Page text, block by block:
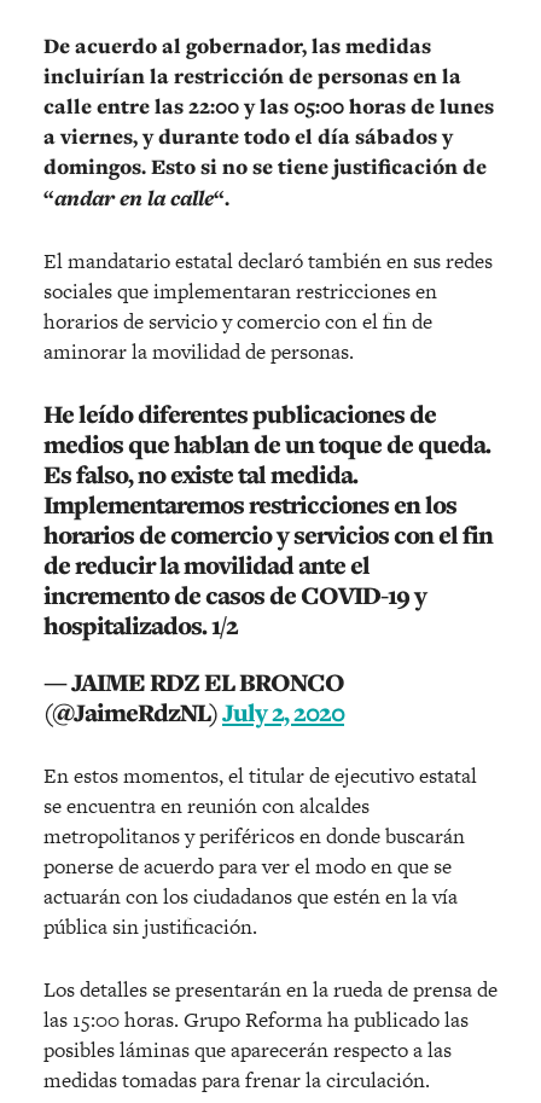
De acuerdo al gobernador, las medidas
incluirían la restricción de personas en la
calle entre las 22:00 y las 05:00 horas de lunes
a viernes, y durante todo el día sábados y
domingos. Esto si no se tiene justificación de
“andar en la calle“.
El mandatario estatal declaró también en sus redes
sociales que implementaran restricciones en
horarios de servicio y comercio con el fin de
aminorar la movilidad de personas.
He leído diferentes publicaciones de
medios que hablan de un toque de queda.
Es falso, no existe tal medida.
Implementaremos restricciones en los
horarios de comercio y servicios con el fin
de reducir la movilidad ante el
incremento de casos de COVID-19 y
hospitalizados. 1/2
— JAIME RDZ EL BRONCO
(@JaimeRdzNL)July 2, 2020
En estos momentos, el titular de ejecutivo estatal
se encuentra en reunión con alcaldes
metropolitanos y periféricos en donde buscarán
ponerse de acuerdo para ver el modo en que se
actuarán con los ciudadanos que estén en la vía
pública sin justificación.
Los detalles se presentarán en la rueda de prensa de
las 15:00 horas. Grupo Reforma ha publicado las
posibles láminas que aparecerán respecto a las
medidas tomadas para frenar la circulación.